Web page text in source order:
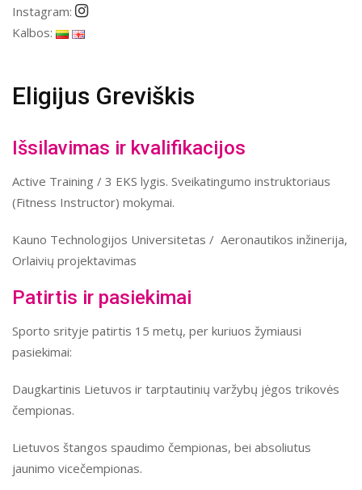
Instagram:
Kalbos:
Eligijus Greviškis
Išsilavimas ir kvalifikacijos
Active Training / 3 EKS lygis. Sveikatingumo instruktoriaus
(Fitness Instructor) mokymai.
Kauno Technologijos Universitetas / Aeronautikos inžinerija,
Orlaivių projektavimas
Patirtis ir pasiekimai
Sporto srityje patirtis 15 metų, per kuriuos žymiausi
pasiekimai:
Daugkartinis Lietuvos ir tarptautinių varžybų jėgos trikovės
čempionas.
Lietuvos štangos spaudimo čempionas, bei absoliutus
jaunimo vicečempionas.